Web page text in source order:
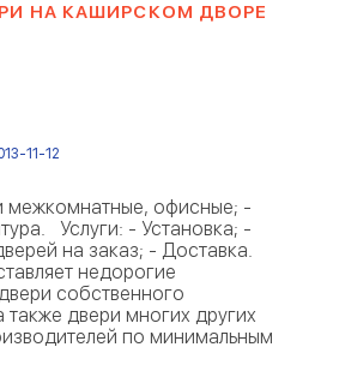
НА КАШИРСКОМ ДВОРЕ
11-12
межкомнатные, офисные; -
Услуги: - Установка; -
на заказ; - Доставка.
недорогие
собственного
также двери многих других
по минимальным